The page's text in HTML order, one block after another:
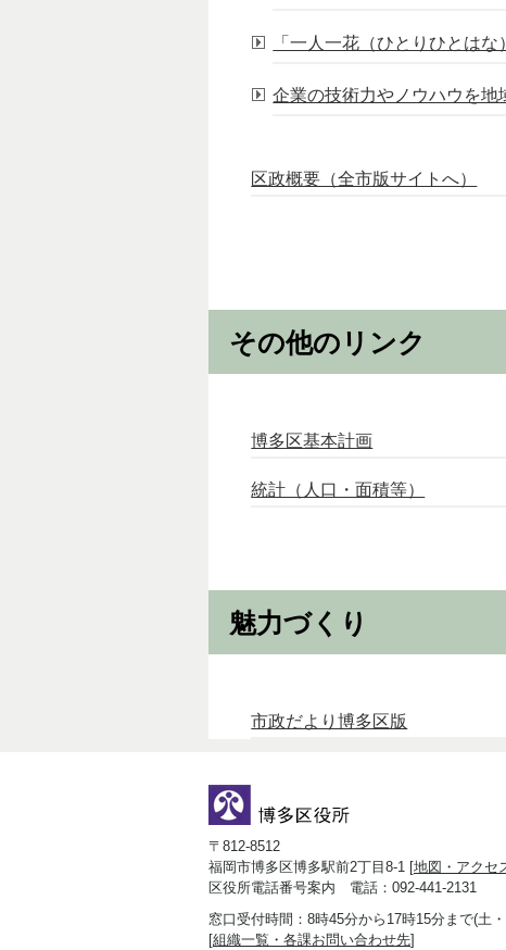
「一人一花（ひとりひとはな
企業の技術力やノウハウを
区政概要（全市版サイトへ）
その他のリンク
博多区基本計画
統計（人口・面積等）
魅力づくり
市政だより博多区版
〒812-8512
福岡市博多区博多駅前2丁目8-1 [地図・アクセ
区役所電話番号案内 電話：092-441-2131
窓口受付時間：8時45分から17時15分まで(土
[組織一覧・各課お問い合わせ先]